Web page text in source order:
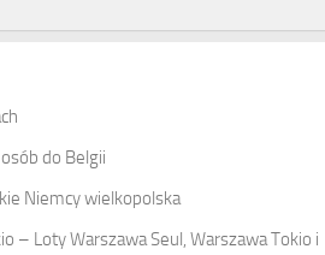
do Belgii
Niemcy wielkopolska
– Loty Warszawa Seul, Warszawa Tokio i